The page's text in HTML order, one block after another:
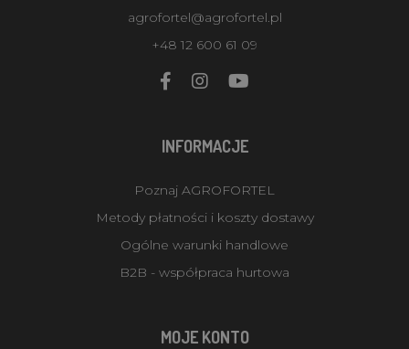
agrofortel@agrofortel.pl
+48 12 600 61 09
INFORMACJE
Poznaj AGROFORTEL
Metody płatności i koszty dostawy
Ogólne warunki handlowe
B2B - współpraca hurtowa
MOJE KONTO